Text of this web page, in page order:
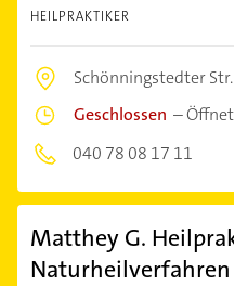
HEILPRAKTIKER
Schönningstedter
Geschlossen –
040 78 08 17 11
Matthey G.
Naturheilverfahren